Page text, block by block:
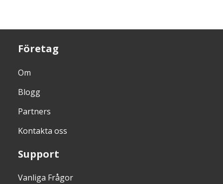
Företag
Om
Blogg
Partners
Kontakta oss
Support
Vanliga Frågor